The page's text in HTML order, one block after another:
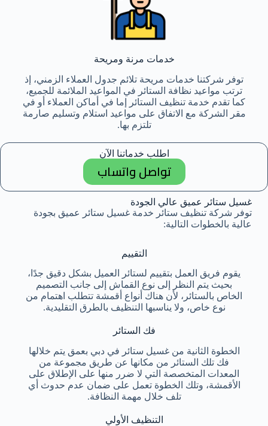
خدمات مرنة ومريحة
توفر شركتنا خدمات مريحة تلائم جدول العملاء الزمني، إذ
ترتب مواعيد نظافة الستائر في المواعيد الملائمة للجميع،
كما تقدم خدمة تنظيف الستائر إما في أماكن العملاء أو في
مقر الشركة مع الاتفاق على مواعيد استلام وتسليم صارمة
تلتزم بها.
اطلب خدماتنا الآن
تواصل واتساب
غسيل ستائر عميق عالي الجودة
توفر شركة تنظيف ستائر خدمة غسيل ستائر عميق بجودة
عالية بالخطوات التالية:
التقييم
يقوم فريق العمل بتقييم لستائر العميل بشكل دقيق جدًا،
بحيث يتم النظر إلى نوع القماش إلى جانب التصميم
الخاص بالستائر، لأن هناك أنواع أقمشة تتطلب اهتمام من
نوع خاص، ولا يناسبها التنظيف بالطرق التقليدية.
فك الستائر
الخطوة الثانية من غسيل ستائر في دبي بعمق يتم خلالها
فك تلك الستائر من مكانها عن طريق مجموعة من
المعدات المتخصصة التي لا ضرر منها على الإطلاق على
الأقمشة، وتلك الخطوة تعمل على ضمان عدم حدوث أي
تلف خلال مهمة النظافة.
التنظيف الأولي